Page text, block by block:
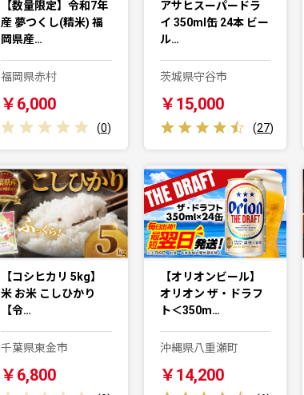
【数量限定】令和7年
産 夢つくし(精米) 福
岡県産…
福岡県赤村
￥6,000
(0)
アサヒスーパードラ
イ 350ml缶 24本 ビー
ル…
茨城県守谷市
￥15,000
(27)
【コシヒカリ 5kg】
米 お米 こしひかり
【令…
千葉県東金市
￥6,800
【オリオンビール】
オリオン ザ・ドラフ
ト＜350m…
沖縄県八重瀬町
￥14,200